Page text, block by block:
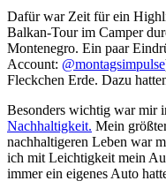
Dafür war Zeit für ein
Balkan-Tour im Camper
Montenegro. Ein paar
Account: @montagsimpulse
Fleckchen Erde. Dazu
Besonders wichtig war mir
Nachhaltigkeit. Mein
nachhaltigeren Leben war
ich mit Leichtigkeit mein
immer ein eigenes Auto